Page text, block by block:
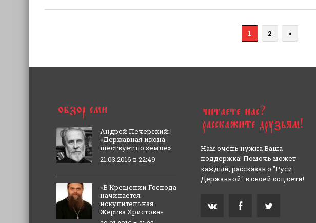
1 2 »
Андрей Печерский:
«Державная икона
шествует по земле»
21.03.2016 в 22:49
«В Крещении Господа
начинается
искупительная
Жертва Христова»
Нам очень нужна Ваша
поддержка! Помочь может
каждый, рассказав о "Руси
Державной" в своей соц.сети!